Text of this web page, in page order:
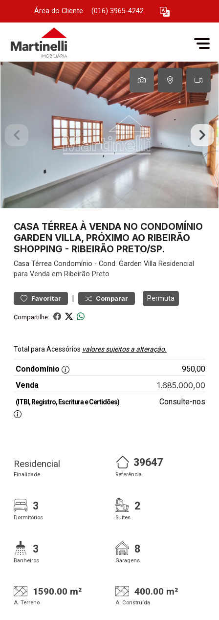
Área do Cliente (016) 3965-4242
CASA TÉRREA À VENDA NO CONDOMÍNIO
GARDEN VILLA, PRÓXIMO AO RIBEIRÃO
SHOPPING - RIBEIRÃO PRETO/SP.
Casa Térrea Condomínio - Cond. Garden Villa Residencial
para Venda em Ribeirão Preto
Favoritar | Comparar Permuta
Compartilhe:
Total para Acessórios valores sujeitos a alteração.
Condomínio
950,00
Venda
1.685.000,00
(ITBI, Registro, Escritura e Certidões) Consulte-nos
Residencial
Finalidade
39647
Referência
3
Dormitórios
2
Suítes
3
Banheiros
8
Garagens
1590.00 m²
A. Terreno
400.00 m²
A. Construída